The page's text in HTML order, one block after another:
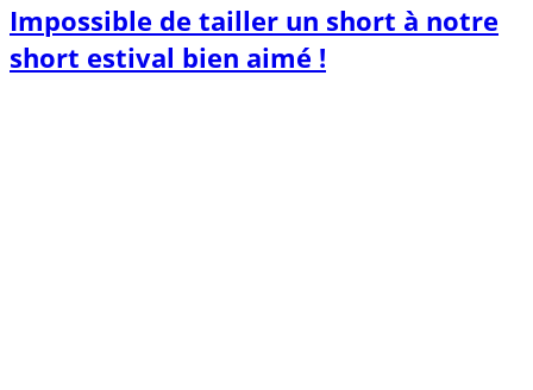
Impossible de tailler un short à notre
short estival bien aimé !